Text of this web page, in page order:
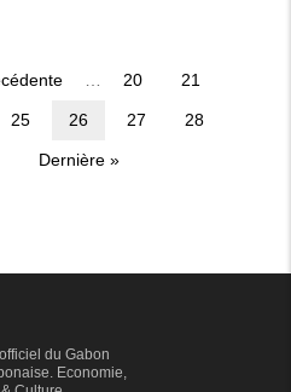
Page
20 Page
21
Page
25
Page
26 Page
27 Page
28
Dernière
Dernière »
du Gabon
Economie,